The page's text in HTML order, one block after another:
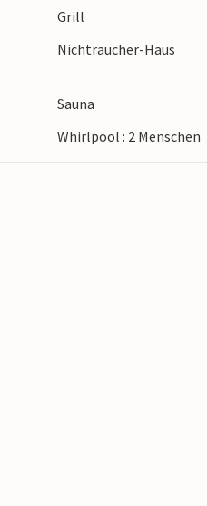
Grill
Nichtraucher-Haus
Sauna
Whirlpool : 2 Menschen